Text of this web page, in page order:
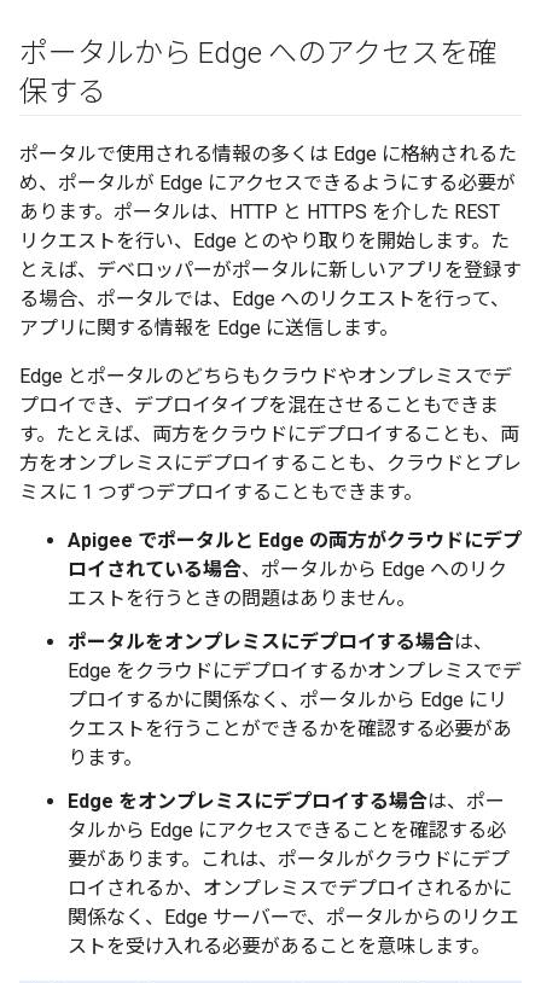
ポータルから Edge へのアクセスを確
保する
ポータルで使用される情報の多くは Edge に格納されるた
め、ポータルが Edge にアクセスできるようにする必要が
あります。ポータルは、HTTP と HTTPS を介した REST
リクエストを行い、Edge とのやり取りを開始します。た
とえば、デベロッパーがポータルに新しいアプリを登録す
る場合、ポータルでは、Edge へのリクエストを行って、
アプリに関する情報を Edge に送信します。
Edge とポータルのどちらもクラウドやオンプレミスでデ
プロイでき、デプロイタイプを混在させることもできま
す。たとえば、両方をクラウドにデプロイすることも、両
方をオンプレミスにデプロイすることも、クラウドとプレ
ミスに 1 つずつデプロイすることもできます。
Apigee でポータルと Edge の両方がクラウドにデプ
ロイされている場合、ポータルから Edge へのリク
エストを行うときの問題はありません。
ポータルをオンプレミスにデプロイする場合は、
Edge をクラウドにデプロイするかオンプレミスでデ
プロイするかに関係なく、ポータルから Edge にリ
クエストを行うことができるかを確認する必要があ
ります。
Edge をオンプレミスにデプロイする場合は、ポー
タルから Edge にアクセスできることを確認する必
要があります。これは、ポータルがクラウドにデプ
ロイされるか、オンプレミスでデプロイされるかに
関係なく、Edge サーバーで、ポータルからのリクエ
ストを受け入れる必要があることを意味します。